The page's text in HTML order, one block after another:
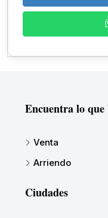
Encuentra lo que
Venta
Arriendo
Ciudades